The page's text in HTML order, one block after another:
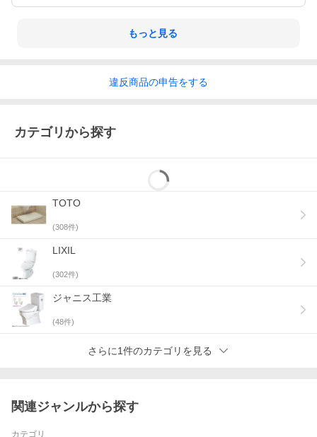
もっと見る
違反商品の申告をする
カテゴリから探す
TOTO
(308件)
LIXIL
(302件)
ジャニス工業
(48件)
さらに1件のカテゴリを見る
関連ジャンルから探す
カテゴリ